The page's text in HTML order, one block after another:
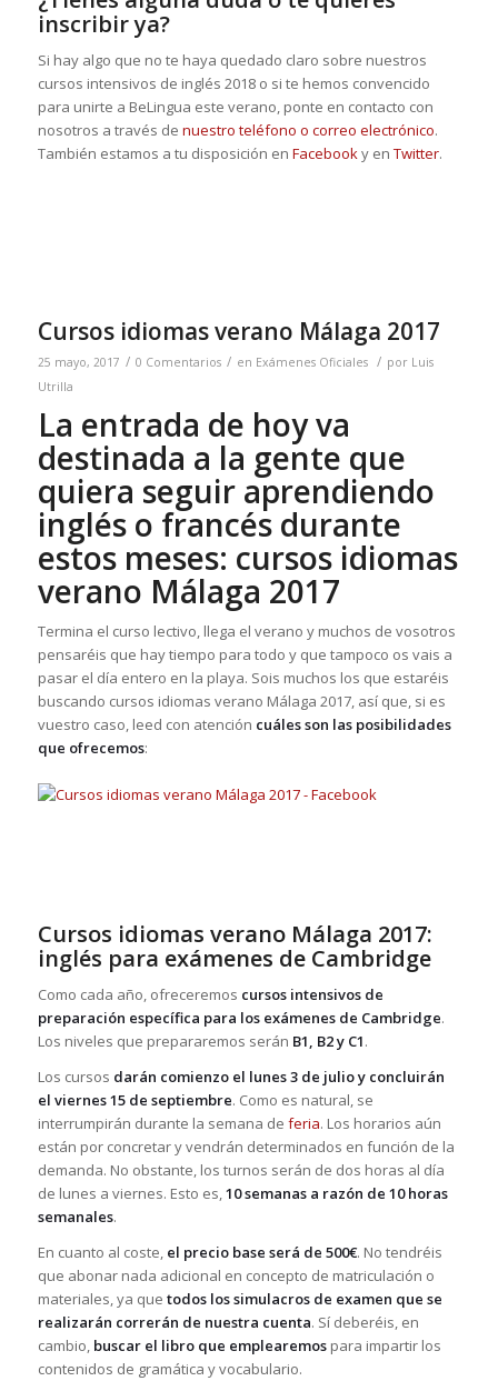
inscribir ya?
Si hay algo que no te haya quedado claro sobre nuestros
cursos intensivos de inglés 2018 o si te hemos convencido
para unirte a BeLingua este verano, ponte en contacto con
nosotros a través de nuestro teléfono o correo electrónico.
También estamos a tu disposición en Facebooky en Twitter.
Cursos idiomas verano Málaga 2017
25 mayo, 2017 / 0 Comentarios / en Exámenes Oficiales / por Luis
Utrilla
La entrada de hoy va
destinada a la gente que
quiera seguir aprendiendo
inglés o francés durante
estos meses: cursos idiomas
verano Málaga 2017
Termina el curso lectivo, llega el verano y muchos de vosotros
pensaréis que hay tiempo para todo y que tampoco os vais a
pasar el día entero en la playa. Sois muchos los que estaréis
buscando cursos idiomas verano Málaga 2017, así que, si es
vuestro caso, leed con atención cuáles son las posibilidades
que ofrecemos:
Cursos idiomas verano Málaga 2017:
inglés para exámenes de Cambridge
Como cada año, ofreceremos cursos intensivos de
preparación específica para los exámenes de Cambridge.
Los niveles que prepararemos serán B1, B2 y C1.
Los cursos darán comienzo el lunes 3 de julio y concluirán
el viernes 15 de septiembre. Como es natural, se
interrumpirán durante la semana de feria. Los horarios aún
están por concretar y vendrán determinados en función de la
demanda. No obstante, los turnos serán de dos horas al día
de lunes a viernes. Esto es,10 semanas a razón de 10 horas
semanales.
En cuanto al coste, el precio base será de 500€. No tendréis
que abonar nada adicional en concepto de matriculación o
materiales, ya que todos los simulacros de examen que se
realizarán correrán de nuestra cuenta. Sí deberéis, en
cambio, buscar el libro que emplearemospara impartir los
contenidos de gramática y vocabulario.